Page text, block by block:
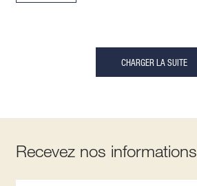
CHARGER LA SUITE
Recevez nos informations